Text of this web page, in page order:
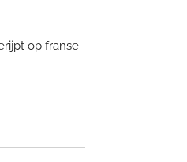
op franse